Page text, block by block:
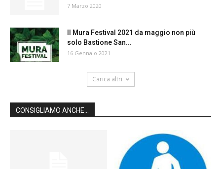
7 Marzo 2020
Il Mura Festival 2021 da maggio non più
solo Bastione San...
16 Gennaio 2021
Carica altri
CONSIGLIAMO ANCHE...